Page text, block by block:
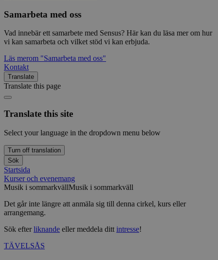
Samarbeta med oss
Vad innebär ett samarbete med Sensus? Här kan du läsa mer om hur
vi kan samarbeta och vilket stöd vi kan erbjuda.
Läs merom "Samarbeta med oss"
Kontakt
Translate
Translate this page
Translate this site
Select your language in the dropdown menu below
Turn off translation
Sök
Startsida
Kurser och evenemang
Musik i sommarkvällMusik i sommarkväll
Det går inte längre att anmäla sig till denna cirkel, kurs eller
arrangemang.
Sök efterliknande eller meddela ditt intresse!
TÄVELSÅS